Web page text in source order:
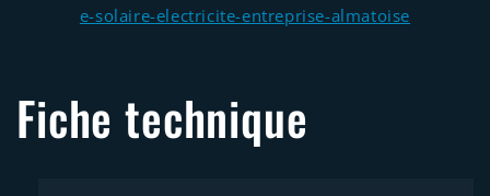
e-solaire-electricite-entreprise-almatoise
Fiche technique